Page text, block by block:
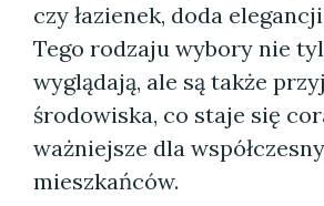
czy łazienek, doda
Tego rodzaju wybory nie
wyglądają, ale są także
środowiska, co staje się
ważniejsze dla
mieszkańców.